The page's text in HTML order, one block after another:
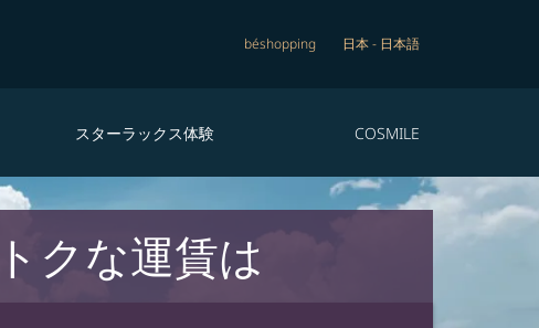
béshopping 日本- 日本語
スターラックス体験 COSMILE
クな運賃は